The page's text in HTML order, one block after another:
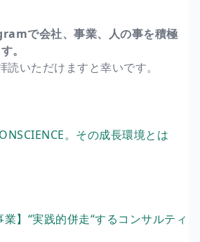
で会社、事業、人の事を積極
。
読いただけますと幸いです。
。その成長環境とは
業】“実践的併走“するコンサルティ